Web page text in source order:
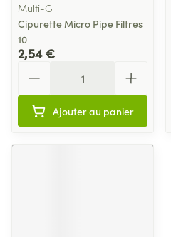
Multi-G
Cipurette Micro Pipe Filtres
10
2,54 €
Ajouter au panier